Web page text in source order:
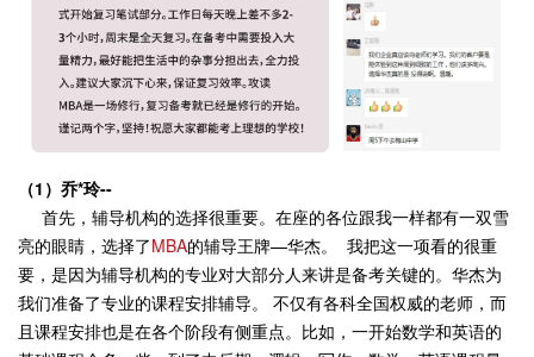
（1）乔*玲--
首先，辅导机构的选择很重要。在座的各位跟我一样都有一双雪
亮的眼睛，选择了MBA的辅导王牌—华杰。 我把这一项看的很重
要，是因为辅导机构的专业对大部分人来讲是备考关键的。华杰为
我们准备了专业的课程安排辅导。 不仅有各科全国权威的老师，而
且课程安排也是在各个阶段有侧重点。比如，一开始数学和英语的